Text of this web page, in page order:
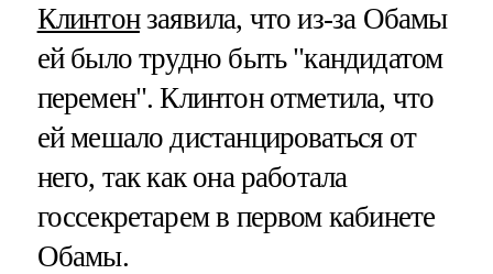
Клинтонзаявила, что из-за Обамы
ей было трудно быть "кандидатом
перемен". Клинтон отметила, что
ей мешало дистанцироваться от
него, так как она работала
госсекретарем в первом кабинете
Обамы.